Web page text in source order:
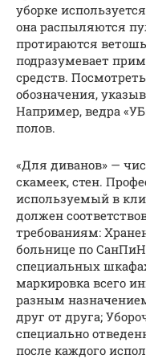
уборке
она распыляются
протираются
подразумевает
средств.
обозначения,
Например, ведра
полов.
«Для диванов» —
скамеек, стен.
используемый в
должен
требованиям:
больнице по
специальных
маркировка всего
разным
друг от друга;
специально
после каждого